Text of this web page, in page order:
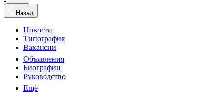
Назад
Новости
Типография
Вакансии
Объявления
Биографии
Руководство
Ещё